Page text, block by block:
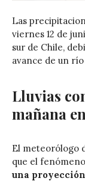
Las
viernes 12 de
sur de Chile,
avance de un
Lluvias
mañana
El meteorólogo
que el
una